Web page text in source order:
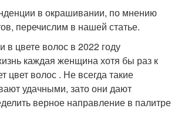
в окрашивании, по мнению
перечислим в нашей статье.
цвете волос в 2022 году
каждая женщина хотя бы раз к
цвет волос . Не всегда такие
удачными, зато они дают
верное направление в палитре